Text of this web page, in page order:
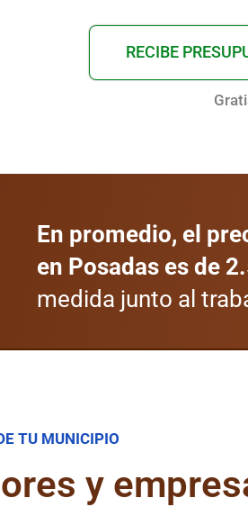
RECIBE
En promedio, el
en Posadas es de
medida junto al
TU MUNICIPIO
y